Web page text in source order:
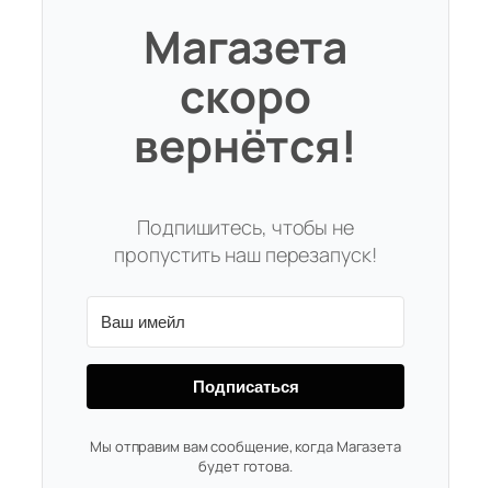
Магазета
скоро
вернётся!
Подпишитесь, чтобы не
пропустить наш перезапуск!
Подписаться
Мы отправим вам сообщение, когда Магазета
будет готова.